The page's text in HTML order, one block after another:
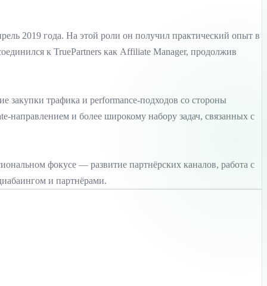
2019 года. На этой роли он получил практический опыт в
к TruePartners как Affiliate Manager, продолжив
закупки трафика и performance-подходов со стороны
направлением и более широкому набору задач, связанных с
фокусе — развитие партнёрских каналов, работа с
и партнёрами.